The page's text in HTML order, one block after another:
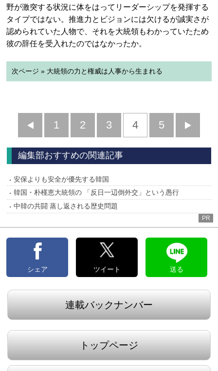
野が激突する状況に体をはってリーダーシップを発揮する
タイプではない。推進力とビジョンには欠けるが誠実さが
認められていた人物で、それを大統領もわかっていたため
彼の辞任を受入れたのではなかったか。
次ページ » 大統領の力と権威は人事から生まれる
前
へ
1 2 3 4 5
へ
編集部おすすめの関連記事
安保よりも安全が優先する韓国
韓国・朴槿恵大統領の 「反日一辺倒外交」という愚行
中韓の共闘 蒸し返される歴史問題
PR
シェア ツイート 送る
連載バックナンバー
トップページ